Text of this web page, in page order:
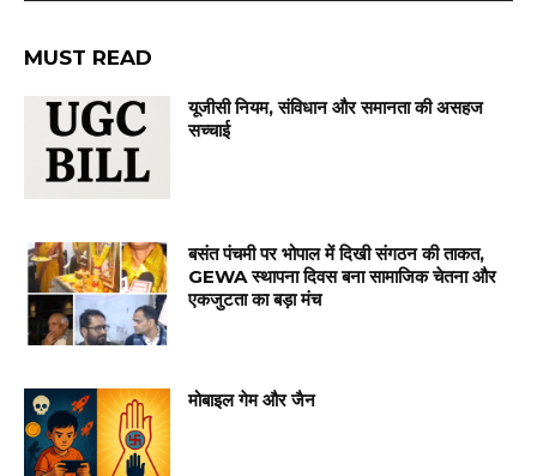
MUST READ
यूजीसी नियम, संविधान और समानता की असहज
सच्चाई
बसंत पंचमी पर भोपाल में दिखी संगठन की ताकत,
GEWA स्थापना दिवस बना सामाजिक चेतना और
एकजुटता का बड़ा मंच
मोबाइल गेम और जैन